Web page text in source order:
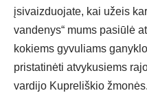
įsivaizduojate, kai užeis
vandenys“ mums pasiūlė
kokiems gyvuliams
pristatinėti atvykusiems
vardijo Kupreliškio žmonės.